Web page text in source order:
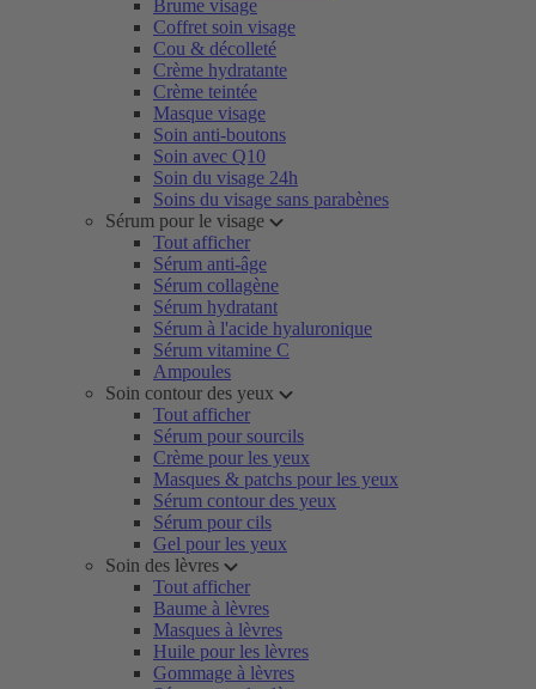
Brume visage
Coffret soin visage
Cou & décolleté
Crème hydratante
Crème teintée
Masque visage
Soin anti-boutons
Soin avec Q10
Soin du visage 24h
Soins du visage sans parabènes
Sérum pour le visage
Tout afficher
Sérum anti-âge
Sérum collagène
Sérum hydratant
Sérum à l'acide hyaluronique
Sérum vitamine C
Ampoules
Soin contour des yeux
Tout afficher
Sérum pour sourcils
Crème pour les yeux
Masques & patchs pour les yeux
Sérum contour des yeux
Sérum pour cils
Gel pour les yeux
Soin des lèvres
Tout afficher
Baume à lèvres
Masques à lèvres
Huile pour les lèvres
Gommage à lèvres